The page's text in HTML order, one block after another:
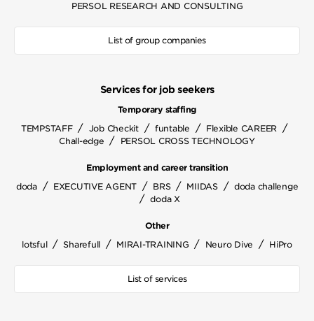
PERSOL RESEARCH AND CONSULTING
List of group companies
Services for job seekers
Temporary staffing
TEMPSTAFF / Job Checkit / funtable / Flexible CAREER /
Chall-edge / PERSOL CROSS TECHNOLOGY
Employment and career transition
doda / EXECUTIVE AGENT / BRS / MIIDAS / doda challenge
/ doda X
Other
lotsful / Sharefull / MIRAI-TRAINING / Neuro Dive / HiPro
List of services